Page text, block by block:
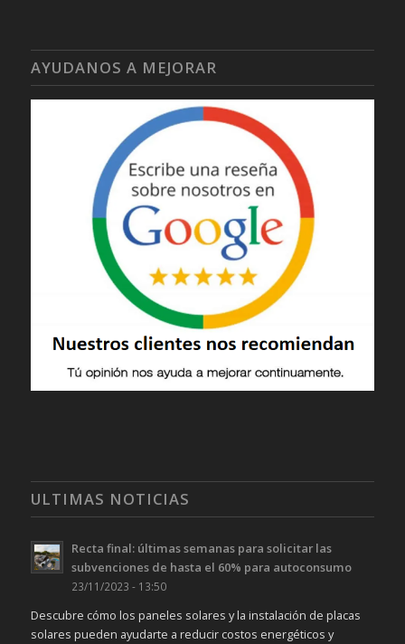
AYUDANOS A MEJORAR
ULTIMAS NOTICIAS
Recta final: últimas semanas para solicitar las
subvenciones de hasta el 60% para autoconsumo
23/11/2023 - 13:50
Descubre cómo los paneles solares y la instalación de placas
solares pueden ayudarte a reducir costos energéticos y